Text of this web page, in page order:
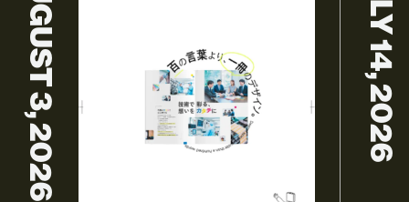
AUGUST 3, 2026 JULY 14, 2026